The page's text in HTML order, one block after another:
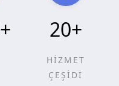
+ 20+
HİZMET
ÇEŞİDİ